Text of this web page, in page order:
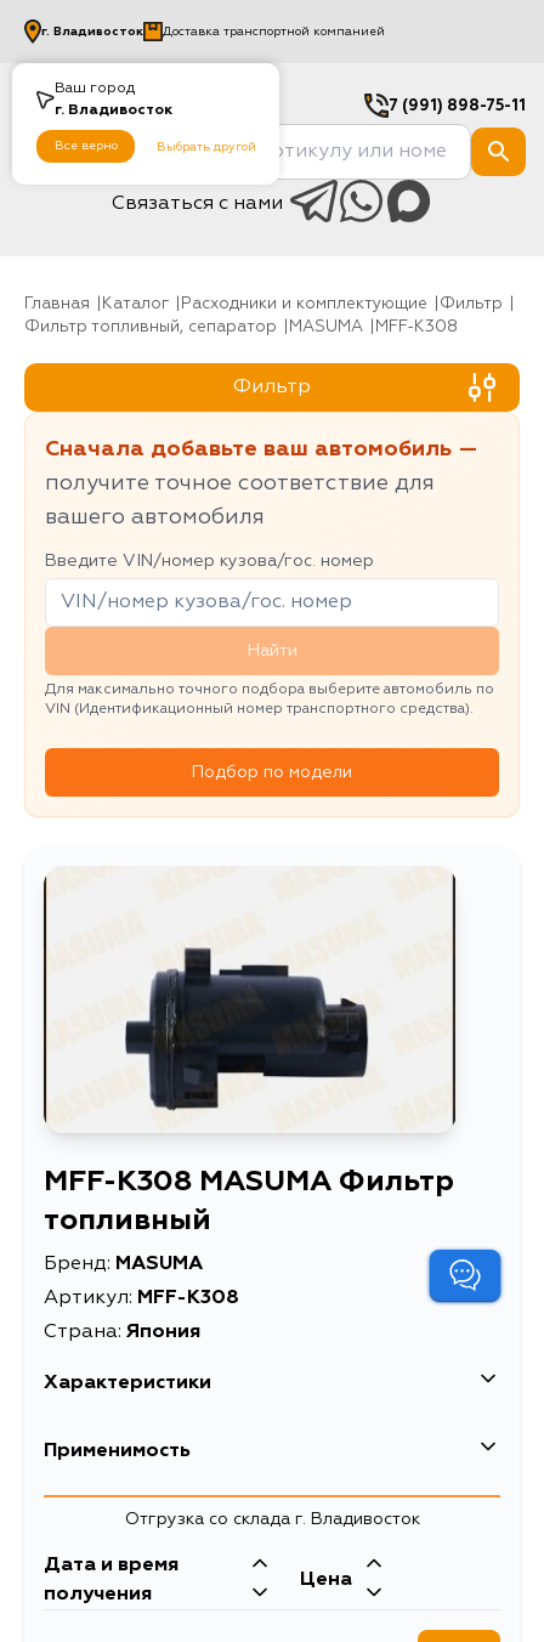
Ваш город
г. Владивосток
Все верно Выбрать другой
г. Владивосток Доставка транспортной компанией
7 (991) 898-75-11
Связаться с нами
Главная Каталог Расходники и комплектующие
фильтр
Фильтр топливный, сепаратор
MASUMA MFF-K308
Фильтр
Сначала добавьте ваш автомобиль —
получите точное соответствие для
вашего автомобиля
Введите VIN/номер кузова/гос. номер
Найти
Для максимально точного подбора выберите автомобиль по
VIN (Идентификационный номер транспортного средства).
Подбор по модели
MFF-K308 MASUMA Фильтр
топливный
Бренд: MASUMA
Артикул: MFF-K308
Страна: Япония
Характеристики
EAN-13
Длина упаковки, мм
Масса, кг 0.353
Применимость
HyundaiОтгрузка со склада г. Владивосток
Дата и время
получения
Цена